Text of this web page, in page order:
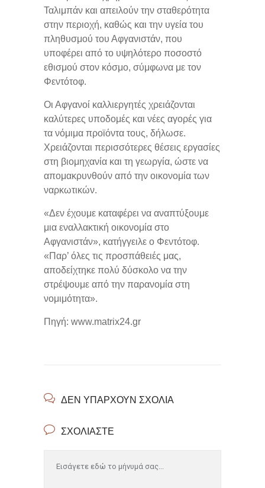
Ταλιμπάν και απειλούν την σταθερότητα
στην περιοχή, καθώς και την υγεία του
πληθυσμού του Αφγανιστάν, που
υποφέρει από το υψηλότερο ποσοστό
εθισμού στον κόσμο, σύμφωνα με τον
Φεντότοφ.
Οι Αφγανοί καλλιεργητές χρειάζονται
καλύτερες υποδομές και νέες αγορές για
τα νόμιμα προϊόντα τους, δήλωσε.
Χρειάζονται περισσότερες θέσεις εργασίες
στη βιομηχανία και τη γεωργία, ώστε να
απομακρυνθούν από την οικονομία των
ναρκωτικών.
«Δεν έχουμε καταφέρει να αναπτύξουμε
μια εναλλακτική οικονομία στο
Αφγανιστάν», κατήγγειλε ο Φεντότοφ.
«Παρ’ όλες τις προσπάθειές μας,
αποδείχτηκε πολύ δύσκολο να την
στρέψουμε από την παρανομία στη
νομιμότητα».
Πηγή: www.matrix24.gr
ΔΕΝ ΥΠΆΡΧΟΥΝ ΣΧΌΛΙΑ
ΣΧΟΛΙΆΣΤΕ